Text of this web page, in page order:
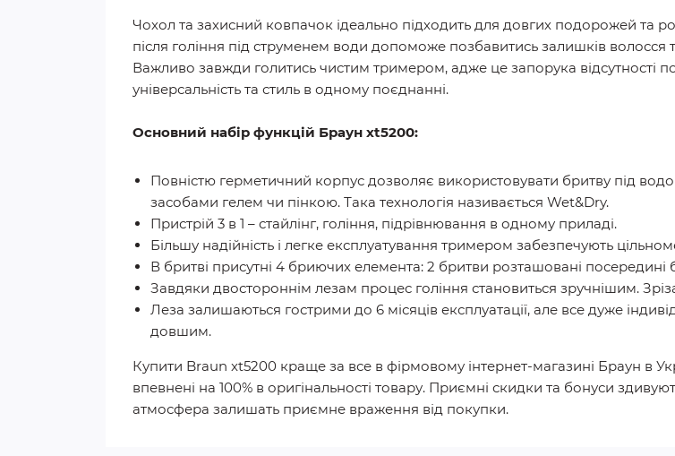
Чохол та захисний ковпачок ідеально підходить для довгих подорожей та
після гоління під струменем води допоможе позбавитись залишків волосся
Важливо завжди голитись чистим тримером, адже це запорука відсутності
універсальність та стиль в одному поєднанні.
Основний набір функцій Браун xt5200:
Повністю герметичний корпус дозволяє використовувати бритву під
засобами гелем чи пінкою. Така технологія називається Wet&Dry.
Пристрій 3 в 1 – стайлінг, гоління, підрівнювання в одному приладі.
Більшу надійність і легке експлуатування тримером забезпечують
В бритві присутні 4 бриючих елемента: 2 бритви розташовані
Завдяки двостороннім лезам процес гоління становиться зручнішим.
Леза залишаються гострими до 6 місяців експлуатації, але все дуже
довшим.
Купити Braun xt5200 краще за все в фірмовому інтернет-магазині Браун в
впевнені на 100% в оригінальності товару. Приємні скидки та бонуси
атмосфера залишать приємне враження від покупки.